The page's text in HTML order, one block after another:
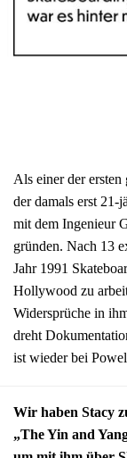
Als einer der ersten
der damals erst 21-
mit dem Ingenieur
gründen. Nach 13
Jahr 1991
Hollywood zu
Widersprüche in
dreht
ist wieder bei
Wir haben Stacy
„The Yin and